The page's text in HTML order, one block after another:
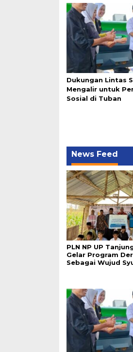
Dukungan Lintas
Mengalir untuk
Sosial di Tuban
News Feed
PLN NP UP
Gelar Program
Sebagai Wujud